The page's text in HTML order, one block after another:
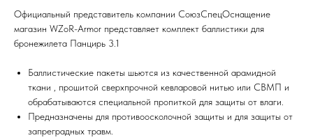
Официальный представитель компании СоюзСпецОснащение
магазин WZoR-Armor представляет комплект баллистики для
бронежилета Панцирь 3.1
Баллистические пакеты шьются из качественной арамидной
ткани , прошитой сверхпрочной кевларовой нитью или СВМП и
обрабатываются специальной пропиткой для защиты от влаги.
Предназначены для противоосколочной защиты и для защиты от
запреградных травм.